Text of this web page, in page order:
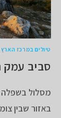
טיולים במרכז הארץ
סביב
מסלול בשפלה
באזור שבין